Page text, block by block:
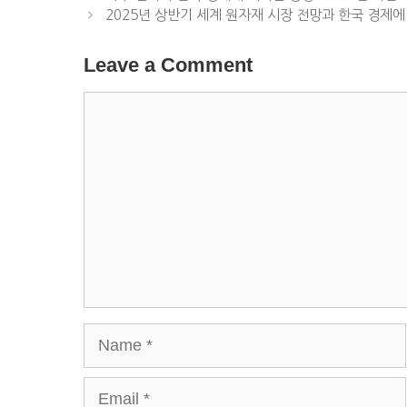
2025년 상반기 세계 원자재 시장 전망과 한국 경제
Leave a Comment